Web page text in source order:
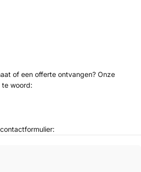
of een offerte ontvangen? Onze
te woord: